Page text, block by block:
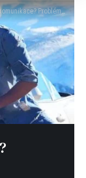
Problémy a řešení